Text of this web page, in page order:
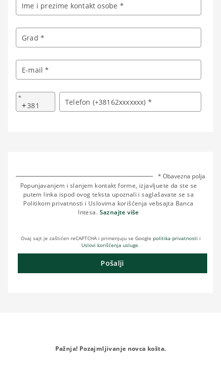
Ime i prezime kontakt osobe *
Grad *
E-mail *
*
+ Telefon (+38162xxxxxxx) *
* Obavezna polja
Popunjavanjem i slanjem kontakt forme, izjavljuete da ste se
putem linka ispod ovog teksta upoznali i saglašavate se sa
Politikom privatnosti i Uslovima korišćenja vebsajta Banca
Intesa. Saznajte više
Ovaj sajt je zaštićen reCAPTCHA i primenjuju se Google politika privatnosti i
Uslovi korišćenja usluge.
Pošalji
Pažnja! Pozajmljivanje novca košta.